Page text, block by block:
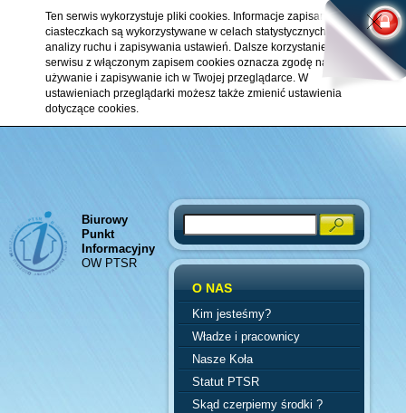
Ten serwis wykorzystuje pliki cookies. Informacje zapisane w
ciasteczkach są wykorzystywane w celach statystycznych,
analizy ruchu i zapisywania ustawień. Dalsze korzystanie z
serwisu z włączonym zapisem cookies oznacza zgodę na ich
używanie i zapisywanie ich w Twojej przeglądarce. W
ustawieniach przeglądarki możesz także zmienić ustawienia
dotyczące cookies.
Biurowy
Punkt
Informacyjny
OW PTSR
Search
O NAS
Kim jesteśmy?
Władze i pracownicy
Nasze Koła
Statut PTSR
Skąd czerpiemy środki ?